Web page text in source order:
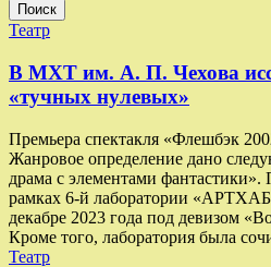
Поиск
Театр
В МХТ им. А. П. Чехова
«тучных нулевых»
Премьера спектакля «Флешбэк
Жанровое определение дано
драма с элементами фантастики».
рамках 6-й лаборатории
декабре 2023 года под девизом
Кроме того, лаборатория была
Театр